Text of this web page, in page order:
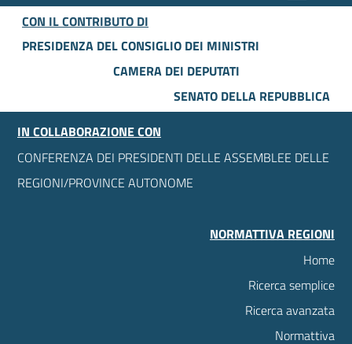
CON IL CONTRIBUTO DI
PRESIDENZA DEL CONSIGLIO DEI MINISTRI
CAMERA DEI DEPUTATI
SENATO DELLA REPUBBLICA
IN COLLABORAZIONE CON
CONFERENZA DEI PRESIDENTI DELLE ASSEMBLEE DELLE
REGIONI/PROVINCE AUTONOME
NORMATTIVA REGIONI
Home
Ricerca semplice
Ricerca avanzata
Normattiva